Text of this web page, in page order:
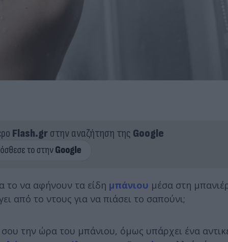
Flash.grστην αναζήτηση της Google
το να αφήνουν τα είδη μπάνιου μέσα στη
από το ντους για να πιάσει το σαπούνι;
σου την ώρα του μπάνιου, όμως υπάρχει ένα